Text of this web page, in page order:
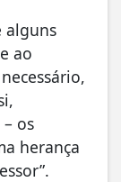
alguns
ao
os
herança